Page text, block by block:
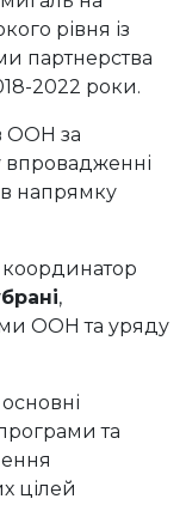
рівня із
партнерства
2022 роки.
ООН за
впровадженні
напрямку
координатор
,
ООН та уряду
та
цілей